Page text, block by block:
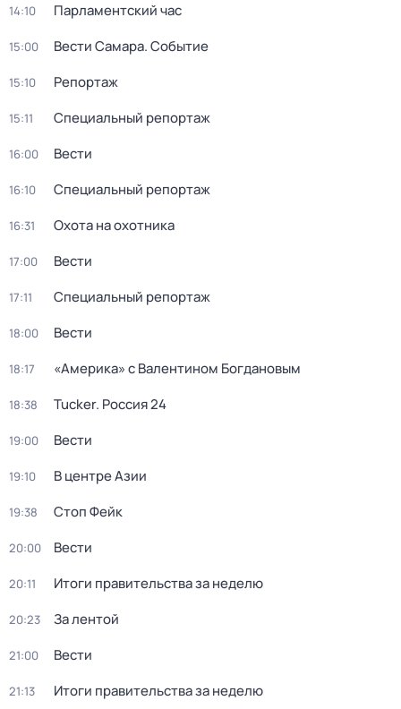
14:10 Парламентский час
15:00 Вести Самара. Событие
15:10 Репортаж
15:11 Специальный репортаж
16:00 Вести
16:10 Специальный репортаж
16:31 Охота на охотника
17:00 Вести
17:11 Специальный репортаж
18:00 Вести
18:17 «Америка» с Валентином Богдановым
18:38 Tucker. Россия 24
19:00 Вести
19:10 В центре Азии
19:38 Стоп Фейк
20:00 Вести
20:11 Итоги правительства за неделю
20:23 За лентой
21:00 Вести
21:13 Итоги правительства за неделю